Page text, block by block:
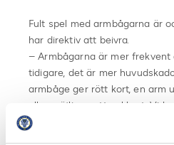
Fult spel med armbågarna är
har direktiv att beivra.
– Armbågarna är mer
tidigare, det är mer
armbåge ger rött kort, en arm
eller möjligen ett gul kort. Vi
för spelet med armbågar som